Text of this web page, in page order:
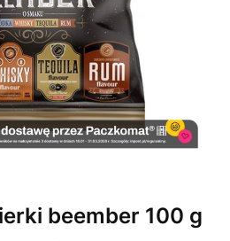
beember 100 g